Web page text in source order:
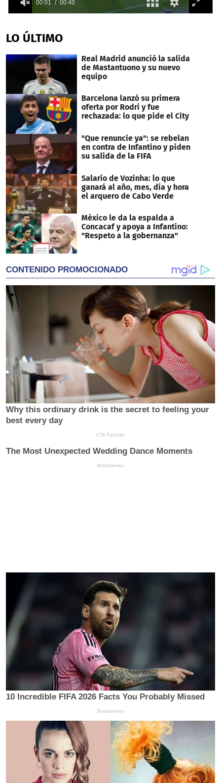
of
40
LO ÚLTIMO
Real Madrid anunció la salida
de Mastantuono y su nuevo
equipo
Barcelona lanzó su primera
oferta por Rodri y fue
rechazada: lo que pide el City
"Que renuncie ya": se rebelan
en contra de Infantino y piden
su salida de la FIFA
Salario de Vozinha: lo que
ganará al año, mes, día y hora
el arquero de Cabo Verde
México le da la espalda a
Concacaf y apoya a Infantino:
"Respeto a la gobernanza"